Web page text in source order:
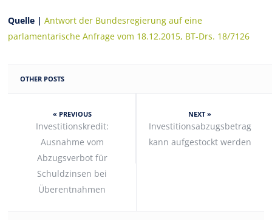
Quelle |Antwort der Bundesregierung auf eine
parlamentarische Anfrage vom 18.12.2015, BT-Drs. 18/7126
OTHER POSTS
« PREVIOUS
Investitionskredit:
Ausnahme vom
Abzugsverbot für
Schuldzinsen bei
Überentnahmen
NEXT »
Investitionsabzugsbetrag
kann aufgestockt werden